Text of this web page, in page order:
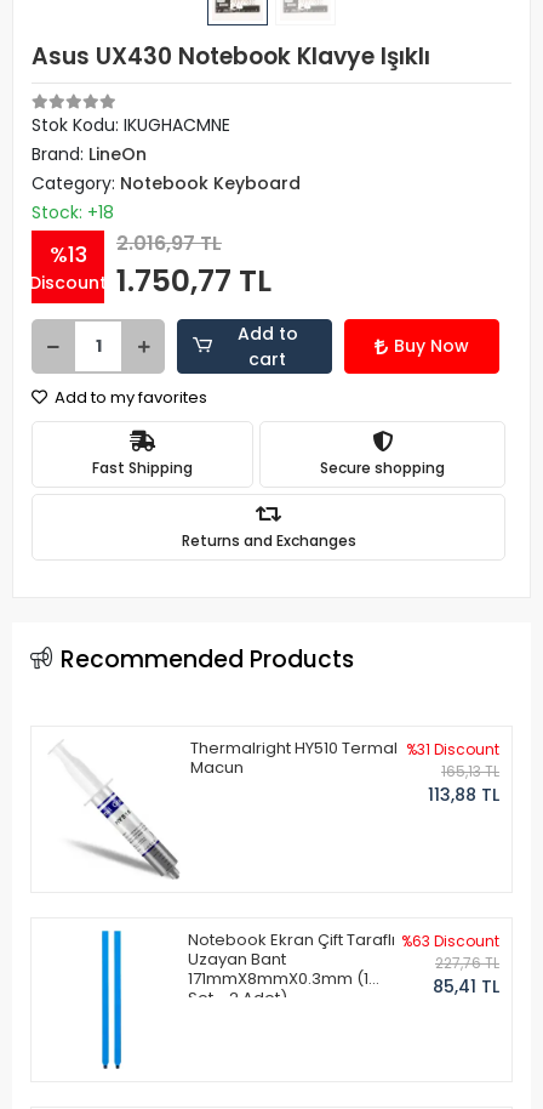
Asus UX430 Notebook Klavye Işıklı
Stok Kodu: IKUGHACMNE
Brand: LineOn
Category: Notebook Keyboard
Stock: +18
%13
Discount
2.016,97 TL
1.750,77 TL
Add to
cart
Buy Now
Add to my favorites
Fast Shipping Secure shopping
Returns and Exchanges
Recommended Products
Thermalright HY510 Termal
Macun
%31 Discount
165,13 TL
113,88 TL
Notebook Ekran Çift Taraflı
Uzayan Bant
171mmX8mmX0.3mm (1
Set - 2 Adet)
%63 Discount
227,76 TL
85,41 TL